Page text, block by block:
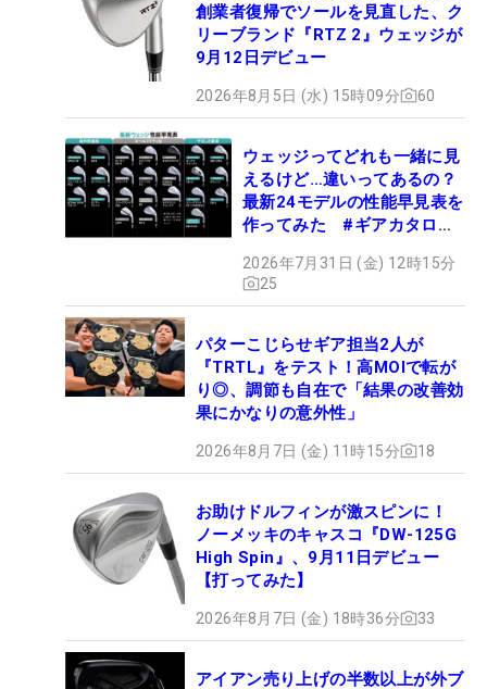
創業者復帰でソールを見直した、ク
リーブランド『RTZ 2』ウェッジが
9月12日デビュー
2026年8月5日 (水) 15時09分 60
ウェッジってどれも一緒に見
えるけど…違いってあるの？
最新24モデルの性能早見表を
作ってみた #ギアカタログ
2026年7月31日 (金) 12時15分
25
パターこじらせギア担当2人が
『TRTL』をテスト！高MOIで転が
り◎、調節も自在で「結果の改善効
果にかなりの意外性」
2026年8月7日 (金) 11時15分 18
お助けドルフィンが激スピンに！
ノーメッキのキャスコ『DW-125G
High Spin』、9月11日デビュー
【打ってみた】
2026年8月7日 (金) 18時36分 33
アイアン売り上げの半数以上が外ブ